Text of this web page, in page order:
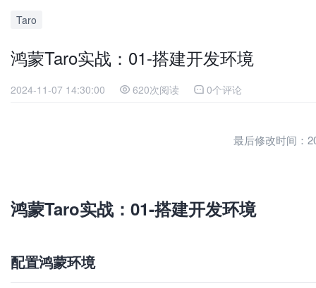
Taro
鸿蒙Taro实战：01-搭建开发环境
2024-11-07 14:30:00 620次阅读 0个评论
最后修改时间：
鸿蒙Taro实战：01-搭建开发环境
配置鸿蒙环境